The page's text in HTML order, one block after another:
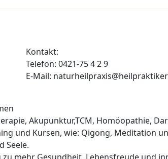
Kontakt:
Telefon: 0421-75 4 2 9
E-Mail:
Akupunktur,TCM, Homöopathie,
und Kursen, wie: Qigong, Meditation
Seele.